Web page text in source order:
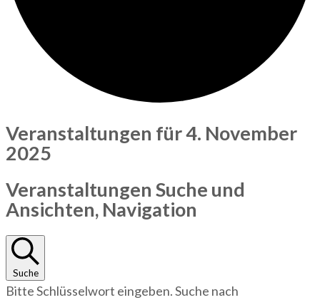
Veranstaltungen für 4. November
2025
Veranstaltungen Suche und
Ansichten, Navigation
Suche
Bitte Schlüsselwort eingeben. Suche nach